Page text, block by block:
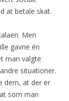
at betale skat.
Men
gavne én
man valgte
situationer.
dem, at der er
som man